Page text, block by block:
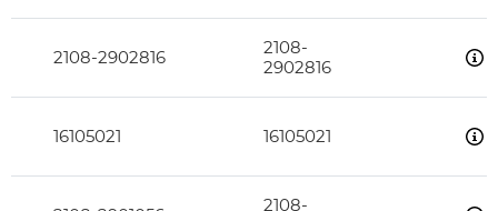
2108-2902816
2108-
2902816
16105021 16105021
2108-